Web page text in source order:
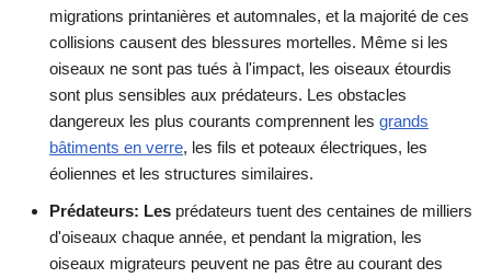
migrations printanières et automnales, et la majorité de ces
collisions causent des blessures mortelles. Même si les
oiseaux ne sont pas tués à l'impact, les oiseaux étourdis
sont plus sensibles aux prédateurs. Les obstacles
dangereux les plus courants comprennent les grands
bâtiments en verre, les fils et poteaux électriques, les
éoliennes et les structures similaires.
Prédateurs: Les prédateurs tuent des centaines de milliers
d'oiseaux chaque année, et pendant la migration, les
oiseaux migrateurs peuvent ne pas être au courant des